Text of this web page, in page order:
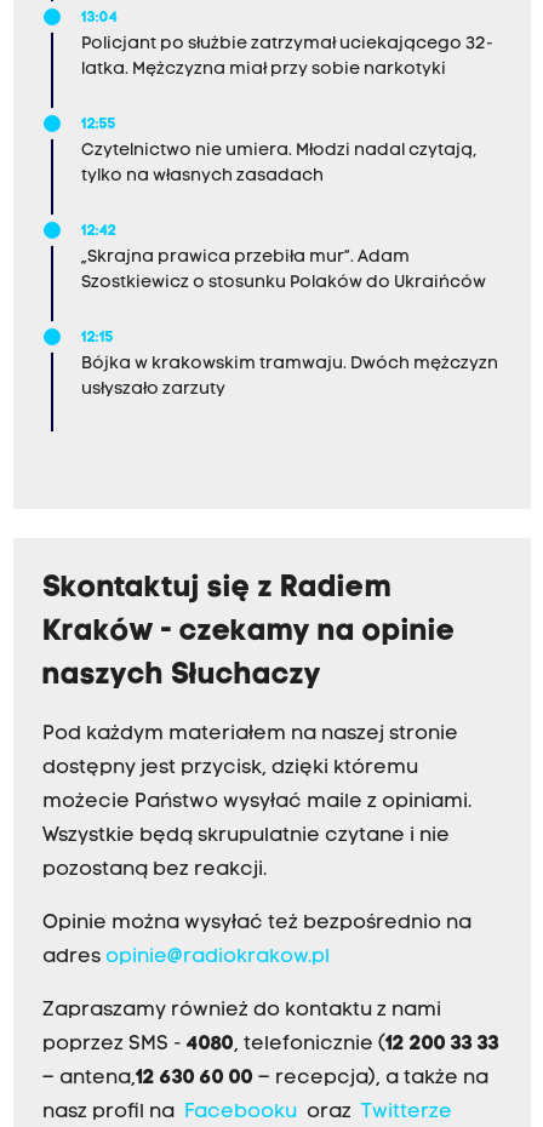
13:04
Policjant po służbie zatrzymał uciekającego 32-
latka. Mężczyzna miał przy sobie narkotyki
12:55
Czytelnictwo nie umiera. Młodzi nadal czytają,
tylko na własnych zasadach
12:42
„Skrajna prawica przebiła mur”. Adam
Szostkiewicz o stosunku Polaków do Ukraińców
12:15
Bójka w krakowskim tramwaju. Dwóch mężczyzn
usłyszało zarzuty
Skontaktuj się z Radiem
Kraków - czekamy na opinie
naszych Słuchaczy
Pod każdym materiałem na naszej stronie
dostępny jest przycisk, dzięki któremu
możecie Państwo wysyłać maile z opiniami.
Wszystkie będą skrupulatnie czytane i nie
pozostaną bez reakcji.
Opinie można wysyłać też bezpośrednio na
adres opinie@radiokrakow.pl
Zapraszamy również do kontaktu z nami
poprzez SMS - 4080, telefonicznie (12 200 33 33
– antena,12 630 60 00 – recepcja), a także na
nasz profil na Facebookuoraz Twitterze